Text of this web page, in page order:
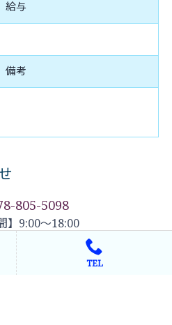
給与
備考
805-5098
】9:00～18:00
わせフォーム TEL